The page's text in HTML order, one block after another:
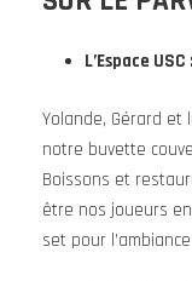
L’Espace USC :
Yolande, Gérard et
notre buvette
Boissons et
être nos joueurs
set pour